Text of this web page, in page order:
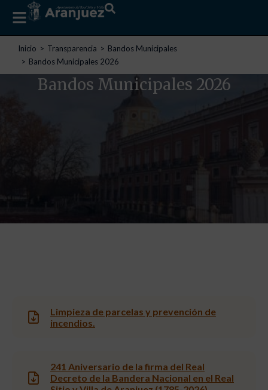
Estás aquí:
Inicio Transparencia
Bandos Municipales
Bandos Municipales 2026
Bandos Municipales 2026
Limpieza de parcelas y prevención de
incendios.
241 Aniversario de la firma del Real
Decreto de la Bandera Nacional en el Real